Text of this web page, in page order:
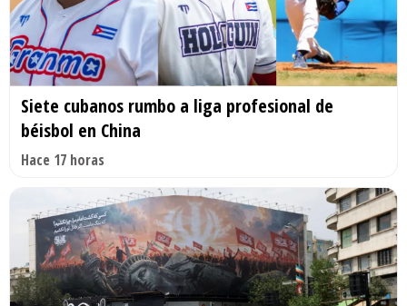
Siete cubanos rumbo a liga profesional de
béisbol en China
Hace 17 horas